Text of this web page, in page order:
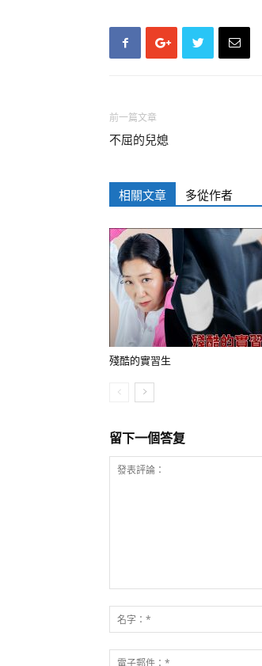
前一篇文章
不屈的兒媳
相關文章 多從作者
殘酷的實習生
留下一個答复